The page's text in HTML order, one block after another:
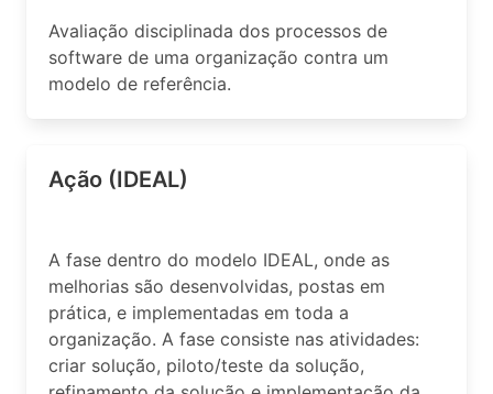
Avaliação disciplinada dos processos de
software de uma organização contra um
modelo de referência.
Ação (IDEAL)
A fase dentro do modelo IDEAL, onde as
melhorias são desenvolvidas, postas em
prática, e implementadas em toda a
organização. A fase consiste nas atividades:
criar solução, piloto/teste da solução,